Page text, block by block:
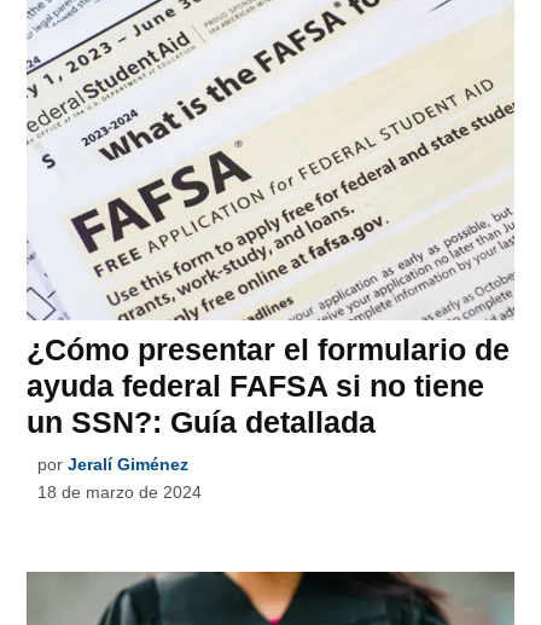
¿Cómo presentar el formulario de
ayuda federal FAFSA si no tiene
un SSN?: Guía detallada
por Jeralí Giménez
18 de marzo de 2024